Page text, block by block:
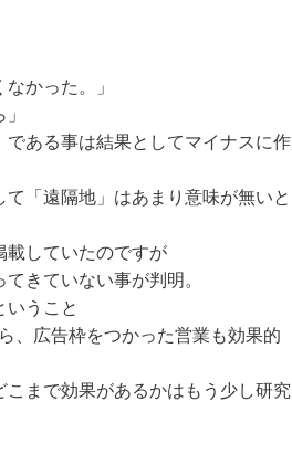
かった。」
ある事は結果としてマイナスに作
「遠隔地」はあまり意味が無いと
載していたのですが
きていない事が判明。
うこと
、広告枠をつかった営業も効果的
まで効果があるかはもう少し研究